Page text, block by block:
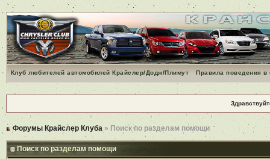
Клуб любителей автомобилей Крайслер/Додж/Плимут Правила поведения
Форумы Крайслер Клуба » Поиск по разделам помощи
Поиск по разделам помощи